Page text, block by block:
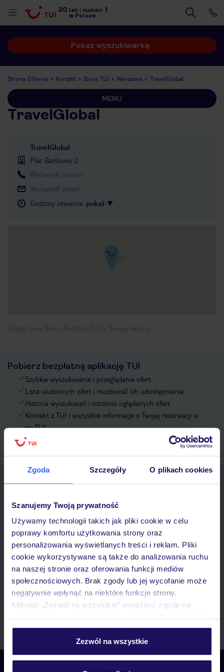
Zgoda Szczegóły O plikach cookies
Szanujemy Twoją prywatność
Używamy technologii takich jak pliki cookie w celu
poprawy komfortu użytkowania strony oraz
personalizowania wyświetlanych treści i reklam. Pliki
cookie wykorzystywane są także do analizowania ruchu
na naszej stronie oraz oferowania funkcji mediów
społecznościowych. Brak zgody lub jej wycofanie może
negatywnie wpłynąć na niektóre funkcje strony.
Klikając „Zezwól na wszystkie” wyrażasz zgodę na
personalizować swój wybór wchodząc w zakładkę
Szczegółowe informacje o plikach cookie znajdziesz
Zezwól na wszystkie
30 lat numer 1
w Polsce
Pokaż wyszukiwarkę
Strona Główna Kontakt Biura TUI Warszawa TravelGlobal
MENU
TravelGlobal
TravelGlobal
Plac Bankowy 2
Wyświetl numer
Wyświetl email
Godziny otwarcia: pokaż
Znajdź inne Biuro Podróży TUI w Twojej okolicy
Pobierz bezpłatną aplikację TUI
Szybkie wyszukiwanie i przeglądanie ofert
Lista ulubionych ofert i możliwość ich udostępniania
Historia wyszukiwań i ostatnio oglądanych ofert
Kontakt z TUI i wszystkie informacje o Twojej rezerwacji w
myTUI
Zapisz się do newslettera
Wyrażam zgodę na przetwarzanie danych osobowych przez TUI
Poland Sp. z o.o. i TUI Poland Dystrybucja Sp. z o.o. w celach
marketingowych, w zakresie oraz celu wskazanym w„Informacji o
przetwarzaniu danych osobowych” , poprzez elektroniczną formę
komunikacji (e-mail), także z użyciem tzw. automatycznych
systemów wywołujących.
Skontaktuj się z nami